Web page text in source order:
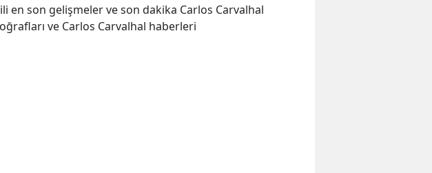
en son gelişmeler ve son dakika Carlos Carvalhal
ve Carlos Carvalhal haberleri